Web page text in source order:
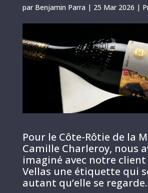
par Benjamin Parra | 25 Mar 2026 |
Pour le Côte-Rôtie de la
Camille Charleroy, nous
imaginé avec notre client
Vellas une étiquette qui
autant qu’elle se regarde.